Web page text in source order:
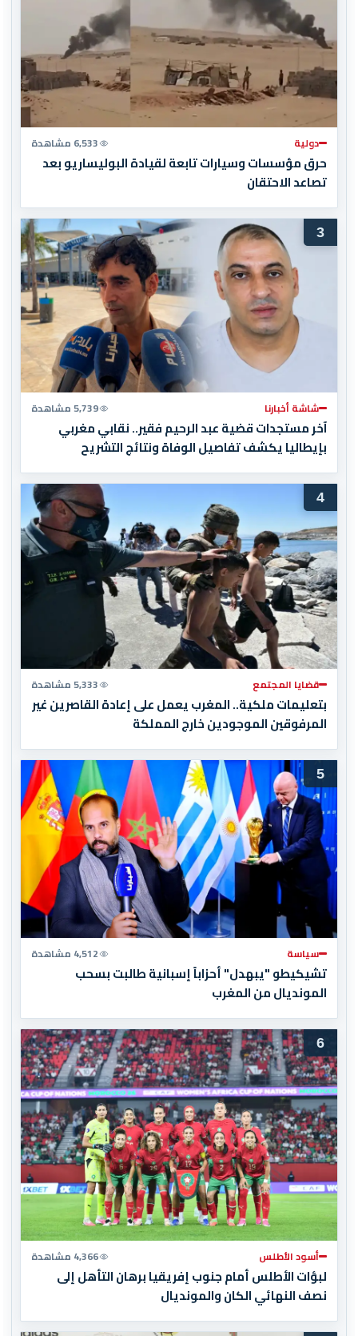
دولية 6,533 مشاهدة
حرق مؤسسات وسيارات تابعة لقيادة البوليساريو بعد
تصاعد الاحتقان
3
شاشة أخبارنا 5,739 مشاهدة
آخر مستجدات قضية عبد الرحيم فقير.. نقابي مغربي
بإيطاليا يكشف تفاصيل الوفاة ونتائج التشريح
4
قضايا المجتمع 5,333 مشاهدة
بتعليمات ملكية.. المغرب يعمل على إعادة القاصرين غير
المرفوقين الموجودين خارج المملكة
5
سياسة 4,512 مشاهدة
تشيكيطو "يبهدل" أحزاباً إسبانية طالبت بسحب
المونديال من المغرب
6
أسود الأطلس 4,366 مشاهدة
لبؤات الأطلس أمام جنوب إفريقيا برهان التأهل إلى
نصف النهائي الكان والمونديال